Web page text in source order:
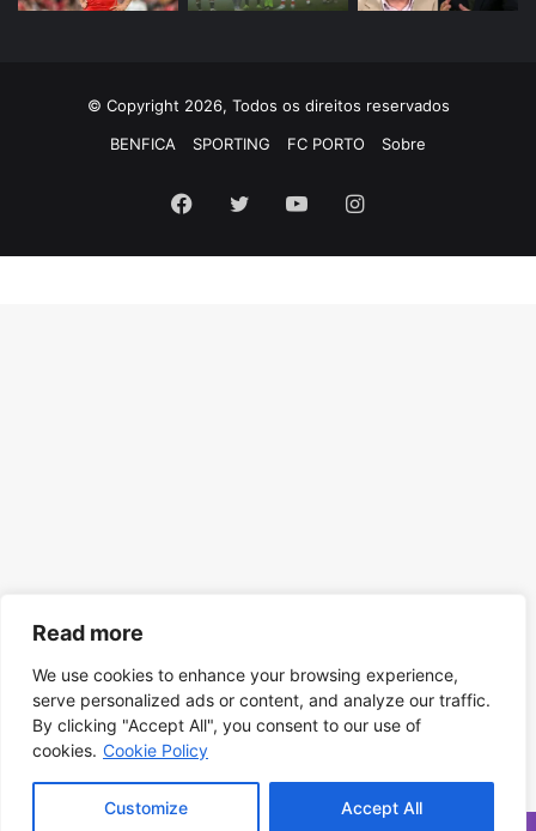
Read more
We use cookies to enhance your browsing experience,
serve personalized ads or content, and analyze our traffic.
By clicking "Accept All", you consent to our use of
cookies. Cookie Policy
Customize Accept All
© Copyright 2026, Todos os direitos reservados
BENFICA
SPORTING FC PORTO Sobre
Facebook
TwitterYouTubeInstagram